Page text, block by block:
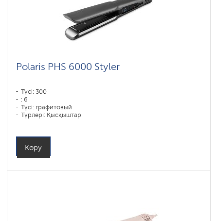
Polaris PHS 6000 Styler
Түсі: 300
: 6
Түсі: графитовый
Түрлері: Қысқыштар
Көру